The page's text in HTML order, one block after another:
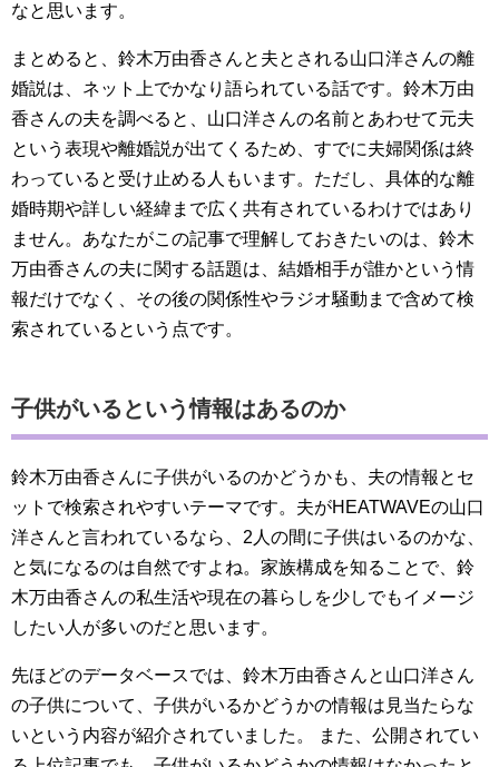
なと思います。
まとめると、鈴木万由香さんと夫とされる山口洋さんの離
婚説は、ネット上でかなり語られている話です。鈴木万由
香さんの夫を調べると、山口洋さんの名前とあわせて元夫
という表現や離婚説が出てくるため、すでに夫婦関係は終
わっていると受け止める人もいます。ただし、具体的な離
婚時期や詳しい経緯まで広く共有されているわけではあり
ません。あなたがこの記事で理解しておきたいのは、鈴木
万由香さんの夫に関する話題は、結婚相手が誰かという情
報だけでなく、その後の関係性やラジオ騒動まで含めて検
索されているという点です。
子供がいるという情報はあるのか
鈴木万由香さんに子供がいるのかどうかも、夫の情報とセ
ットで検索されやすいテーマです。夫がHEATWAVEの山口
洋さんと言われているなら、2人の間に子供はいるのかな、
と気になるのは自然ですよね。家族構成を知ることで、鈴
木万由香さんの私生活や現在の暮らしを少しでもイメージ
したい人が多いのだと思います。
先ほどのデータベースでは、鈴木万由香さんと山口洋さん
の子供について、子供がいるかどうかの情報は見当たらな
いという内容が紹介されていました。 また、公開されてい